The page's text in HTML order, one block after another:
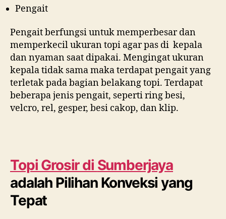
Pengait
Pengait berfungsi untuk memperbesar dan
memperkecil ukuran topi agar pas di kepala
dan nyaman saat dipakai. Mengingat ukuran
kepala tidak sama maka terdapat pengait yang
terletak pada bagian belakang topi. Terdapat
beberapa jenis pengait, seperti ring besi,
velcro, rel, gesper, besi cakop, dan klip.
Topi Grosir di Sumberjaya
adalah Pilihan Konveksi yang
Tepat